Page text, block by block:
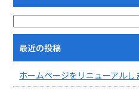
最近の投稿
ホームページをリニューアルし